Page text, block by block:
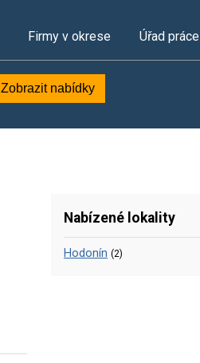
Firmy v okrese Úřad práce
Zobrazit nabídky
Nabízené lokality
Hodonín (2)